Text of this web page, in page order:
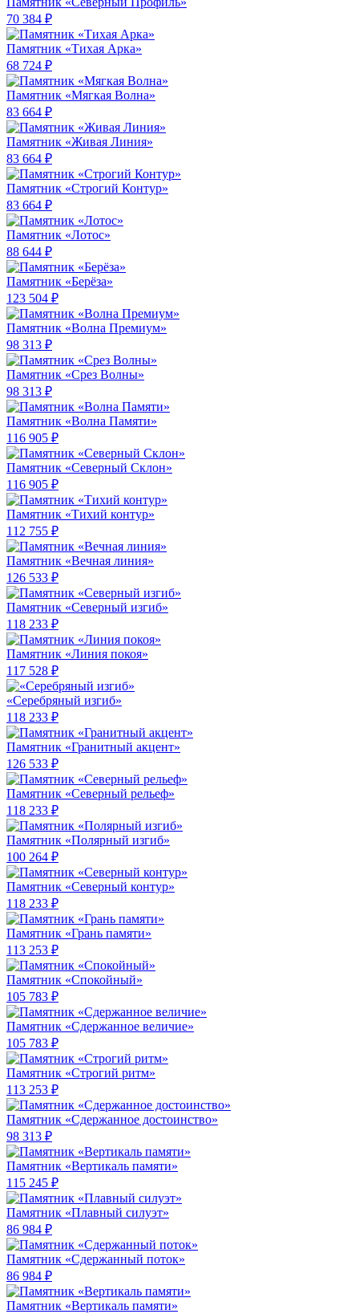
70 384 ₽
Памятник «Тихая Арка»
68 724 ₽
Памятник «Мягкая Волна»
83 664 ₽
Памятник «Живая Линия»
83 664 ₽
Памятник «Строгий Контур»
83 664 ₽
Памятник «Лотос»
88 644 ₽
Памятник «Берёза»
123 504 ₽
Памятник «Волна Премиум»
98 313 ₽
Памятник «Срез Волны»
98 313 ₽
Памятник «Волна Памяти»
116 905 ₽
Памятник «Северный Склон»
116 905 ₽
Памятник «Тихий контур»
112 755 ₽
Памятник «Вечная линия»
126 533 ₽
Памятник «Северный изгиб»
118 233 ₽
Памятник «Линия покоя»
117 528 ₽
«Серебряный изгиб»
118 233 ₽
Памятник «Гранитный акцент»
126 533 ₽
Памятник «Северный рельеф»
118 233 ₽
Памятник «Полярный изгиб»
100 264 ₽
Памятник «Северный контур»
118 233 ₽
Памятник «Грань памяти»
113 253 ₽
Памятник «Спокойный»
105 783 ₽
Памятник «Сдержанное величие»
105 783 ₽
Памятник «Строгий ритм»
113 253 ₽
Памятник «Сдержанное достоинство»
98 313 ₽
Памятник «Вертикаль памяти»
115 245 ₽
Памятник «Плавный силуэт»
86 984 ₽
Памятник «Сдержанный поток»
86 984 ₽
Памятник «Вертикаль памяти»